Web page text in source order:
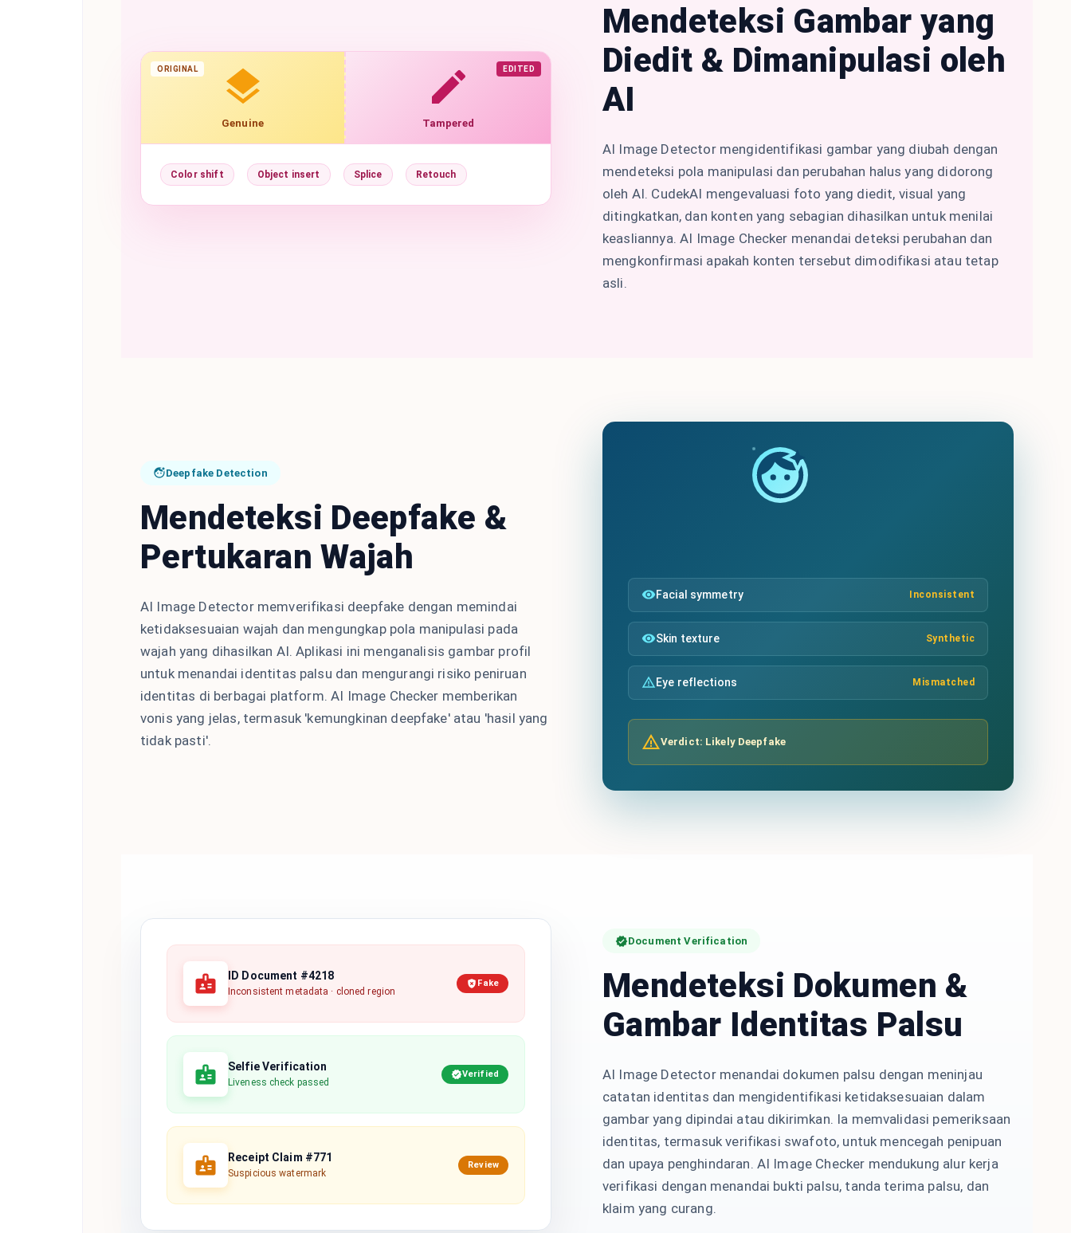
ORIGINAL
Genuine
EDITED
Tampered
Color shift Object insert Splice Retouch
Mendeteksi Gambar yang
Diedit & Dimanipulasi oleh
AI
AI Image Detector mengidentifikasi gambar yang diubah dengan
mendeteksi pola manipulasi dan perubahan halus yang didorong
oleh AI. CudekAI mengevaluasi foto yang diedit, visual yang
ditingkatkan, dan konten yang sebagian dihasilkan untuk menilai
keasliannya. AI Image Checker menandai deteksi perubahan dan
mengkonfirmasi apakah konten tersebut dimodifikasi atau tetap
asli.
Deepfake Detection
Mendeteksi Deepfake &
Pertukaran Wajah
AI Image Detector memverifikasi deepfake dengan memindai
ketidaksesuaian wajah dan mengungkap pola manipulasi pada
wajah yang dihasilkan AI. Aplikasi ini menganalisis gambar profil
untuk menandai identitas palsu dan mengurangi risiko peniruan
identitas di berbagai platform. AI Image Checker memberikan
vonis yang jelas, termasuk 'kemungkinan deepfake' atau 'hasil yang
tidak pasti'.
Facial symmetry Inconsistent
Skin texture Synthetic
Eye reflections Mismatched
Verdict: Likely Deepfake
ID Document #4218
Inconsistent metadata · cloned region
Fake
Selfie Verification
Liveness check passed
Verified
Receipt Claim #771
Suspicious watermark
Review
Document Verification
Mendeteksi Dokumen &
Gambar Identitas Palsu
AI Image Detector menandai dokumen palsu dengan meninjau
catatan identitas dan mengidentifikasi ketidaksesuaian dalam
gambar yang dipindai atau dikirimkan. Ia memvalidasi pemeriksaan
identitas, termasuk verifikasi swafoto, untuk mencegah penipuan
dan upaya penghindaran. AI Image Checker mendukung alur kerja
verifikasi dengan menandai bukti palsu, tanda terima palsu, dan
klaim yang curang.